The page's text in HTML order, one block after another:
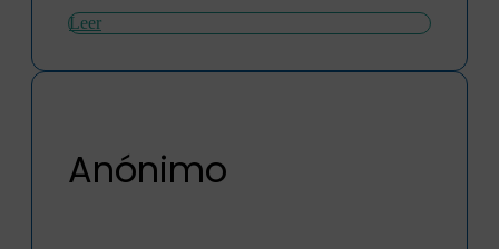
Leer
Anónimo